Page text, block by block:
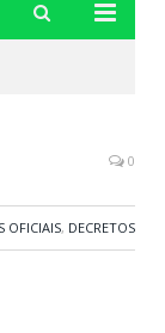
0
OFICIAIS, DECRETOS